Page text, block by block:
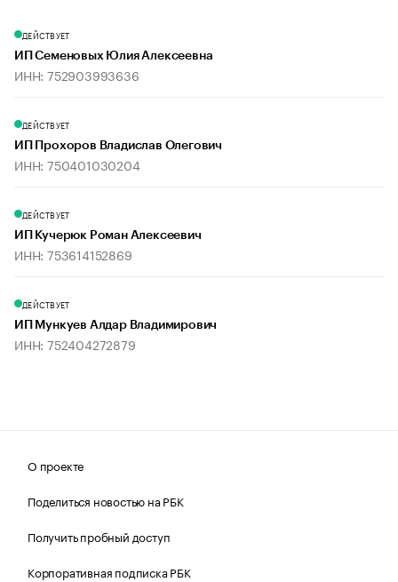
ДЕЙСТВУЕТ
ИП Семеновых Юлия Алексеевна
ИНН: 752903993636
ДЕЙСТВУЕТ
ИП Прохоров Владислав Олегович
ИНН: 750401030204
ДЕЙСТВУЕТ
ИП Кучерюк Роман Алексеевич
ИНН: 753614152869
ДЕЙСТВУЕТ
ИП Мункуев Алдар Владимирович
ИНН: 752404272879
О проекте
Поделиться новостью на РБК
Получить пробный доступ
Корпоративная подписка РБК